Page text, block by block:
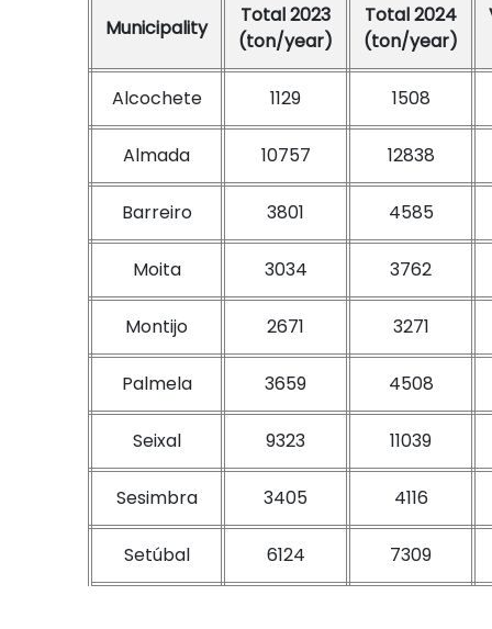
Municipality
Total 2023
(ton/year)
Total 2024
(ton/year)
Alcochete 1129 1508
Almada 10757 12838
Barreiro 3801 4585
Moita 3034 3762
Montijo 2671 3271
Palmela 3659 4508
Seixal 9323 11039
Sesimbra 3405 4116
Setúbal 6124 7309